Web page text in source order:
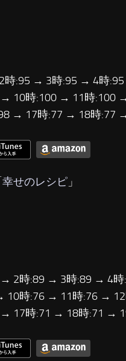
:95 → 3時:95 → 4時
10時:100 → 11時:100
→ 17時:77 → 18時:77
幸せのレシピ 」
2時:89 → 3時:89 → 4
10時:76 → 11時:76 →
17時:71 → 18時:71 →